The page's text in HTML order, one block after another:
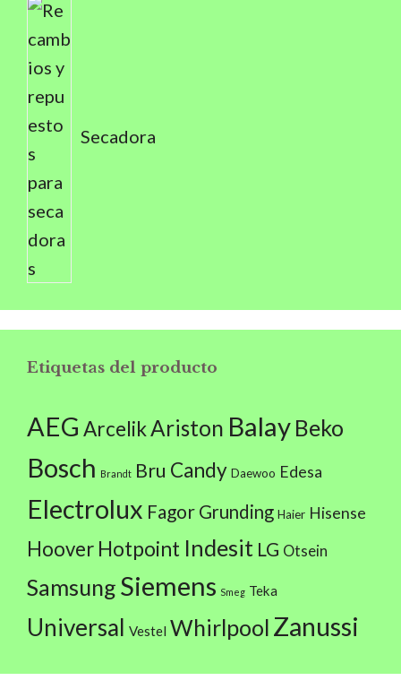
Secadora
Etiquetas del producto
AEG ArcelikAriston Balay Beko
Bosch Brandt Bru Candy Daewoo Edesa
Electrolux Fagor Grunding Haier Hisense
Hoover Hotpoint Indesit LG Otsein
Samsung Siemens Smeg Teka
Universal Vestel Whirlpool Zanussi